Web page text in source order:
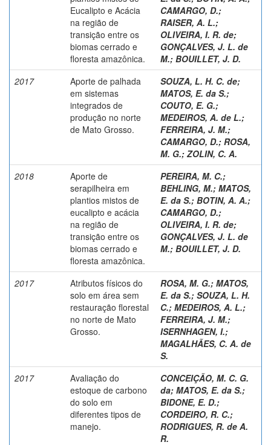
Eucalipto e Acácia
na região de
transição entre os
biomas cerrado e
floresta amazônica.
CAMARGO, D.;
RAISER, A. L.;
OLIVEIRA, I. R. de;
GONÇALVES, J. L. de
M.; BOUILLET, J. D.
2017
Aporte de palhada
em sistemas
integrados de
produção no norte
de Mato Grosso.
SOUZA, L. H. C. de;
MATOS, E. da S.;
COUTO, E. G.;
MEDEIROS, A. de L.;
FERREIRA, J. M.;
CAMARGO, D.; ROSA,
M. G.; ZOLIN, C. A.
2018
Aporte de
serapilheira em
plantios mistos de
eucalipto e acácia
na região de
transição entre os
biomas cerrado e
floresta amazônica.
PEREIRA, M. C.;
BEHLING, M.; MATOS,
E. da S.; BOTIN, A. A.;
CAMARGO, D.;
OLIVEIRA, I. R. de;
GONÇALVES, J. L. de
M.; BOUILLET, J. D.
2017
Atributos físicos do
solo em área sem
restauração florestal
no norte de Mato
Grosso.
ROSA, M. G.; MATOS,
E. da S.; SOUZA, L. H.
C.; MEDEIROS, A. L.;
FERREIRA, J. M.;
ISERNHAGEN, I.;
MAGALHÃES, C. A. de
S.
2017
Avaliação do
estoque de carbono
do solo em
diferentes tipos de
manejo.
CONCEIÇÃO, M. C. G.
da; MATOS, E. da S.;
BIDONE, E. D.;
CORDEIRO, R. C.;
RODRIGUES, R. de A.
R.